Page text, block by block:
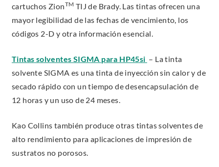
t
e
r
a
l
L
i
k
.
cartuchos ZionTM TIJ de Brady. Las tintas ofrecen una
mayor legibilidad de las fechas de vencimiento, los
códigos 2-D y otra información esencial.
Tintas solventes SIGMA para HP45si
E
x
r
n
– La tinta
solvente SIGMA es una tinta de inyección sin calor y de
secado rápido con un tiempo de desencapsulación de
12 horas y un uso de 24 meses.
Kao Collins también produce otras tintas solventes de
alto rendimiento para aplicaciones de impresión de
sustratos no porosos.